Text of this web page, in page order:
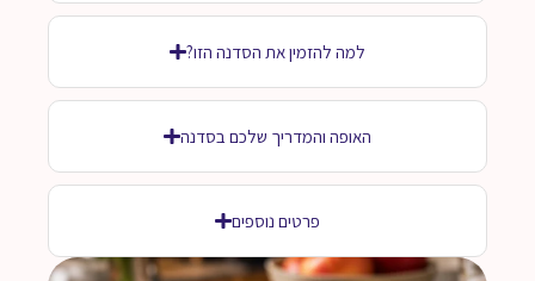
למה להזמין את הסדנה הזו?
האופה והמדריך שלכם בסדנה
פרטים נוספים